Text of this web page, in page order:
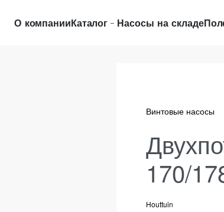
О компанииКаталог Насосы на складе
Винтовые насосы
170/
Houttuin